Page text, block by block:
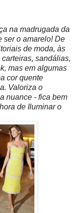
na madrugada da
ser o amarelo! De
de moda, às
sandálias,
mas em algumas
cor quente
Valoriza o
nuance - fica bem
de Iluminar o